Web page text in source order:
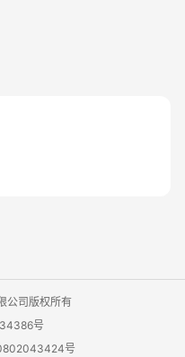
公司版权所有
号
号